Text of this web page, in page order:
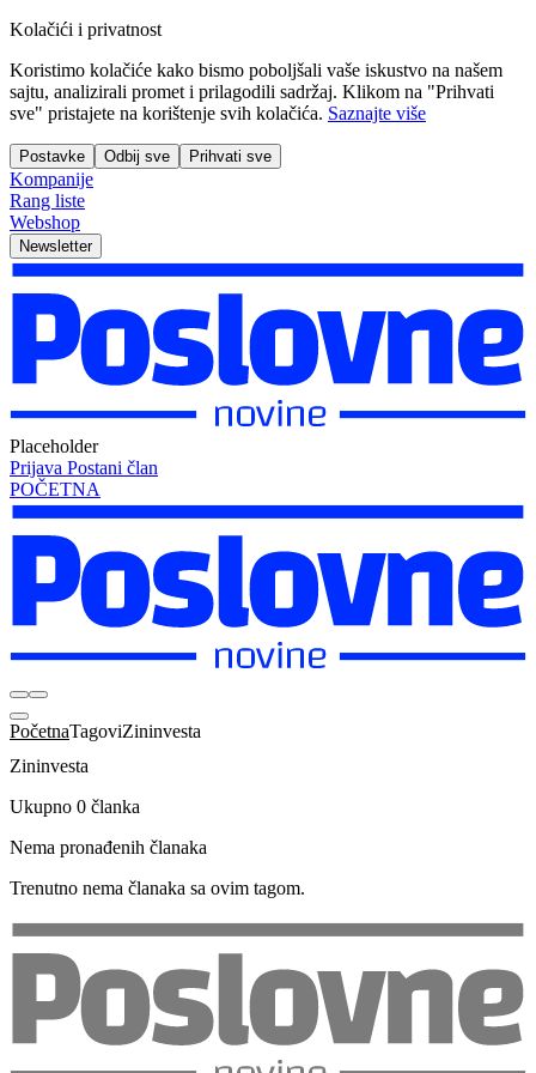
Kolačići i privatnost
Koristimo kolačiće kako bismo poboljšali vaše iskustvo na našem
sajtu, analizirali promet i prilagodili sadržaj. Klikom na "Prihvati
sve" pristajete na korištenje svih kolačića. Saznajte više
Postavke Odbij sve Prihvati sve
Kompanije
Rang liste
Webshop
Newsletter
Placeholder
Prijava Postani član
POČETNA
PočetnaTagoviZininvesta
Zininvesta
Ukupno 0 članka
Nema pronađenih članaka
Trenutno nema članaka sa ovim tagom.